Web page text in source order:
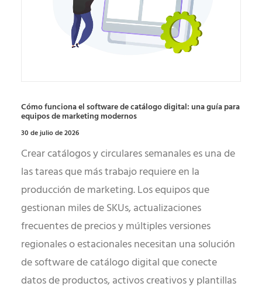
Cómo funciona el software de catálogo digital: una guía para
equipos de marketing modernos
30 de julio de 2026
Crear catálogos y circulares semanales es una de
las tareas que más trabajo requiere en la
producción de marketing. Los equipos que
gestionan miles de SKUs, actualizaciones
frecuentes de precios y múltiples versiones
regionales o estacionales necesitan una solución
de software de catálogo digital que conecte
datos de productos, activos creativos y plantillas